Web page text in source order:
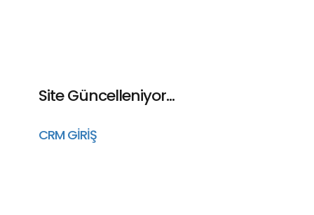
Site Güncelleniyor...
CRM GİRİŞ